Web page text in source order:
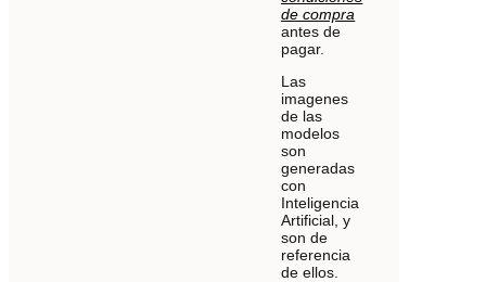
de compra
antes de
pagar.
Las
imagenes
de las
modelos
son
generadas
con
Inteligencia
Artificial, y
son de
referencia
de ellos.